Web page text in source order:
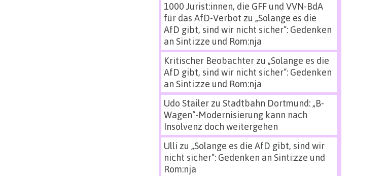
1000 Jurist:innen, die GFF und VVN-BdA
für das AfD-Verbot zu „Solange es die
AfD gibt, sind wir nicht sicher“: Gedenken
an Sinti:zze und Rom:nja
Kritischer Beobachterzu „Solange es die
AfD gibt, sind wir nicht sicher“: Gedenken
an Sinti:zze und Rom:nja
Udo Stailerzu Stadtbahn Dortmund: „B-
Wagen“-Modernisierung kann nach
Insolvenz doch weitergehen
Ulli zu „Solange es die AfD gibt, sind wir
nicht sicher“: Gedenken an Sinti:zze und
Rom:nja